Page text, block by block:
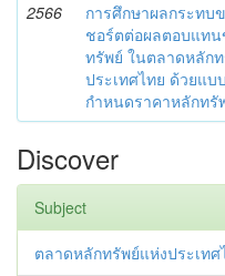
2566
การศึกษาผลกระทบ
ชอร์ตต่อผลตอบแท
ทรัพย์ ในตลาดหลัก
ประเทศไทย ด้วยแบ
กำหนดราคาหลักทรั
Discover
Subject
ตลาดหลักทรัพย์แห่งประเทศ